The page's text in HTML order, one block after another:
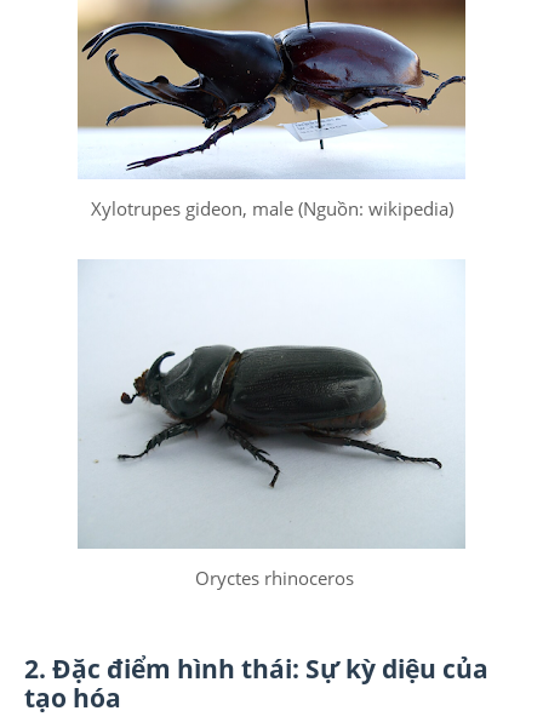
Xylotrupes gideon, male (Nguồn: wikipedia)
Oryctes rhinoceros
2. Đặc điểm hình thái: Sự kỳ diệu của
tạo hóa